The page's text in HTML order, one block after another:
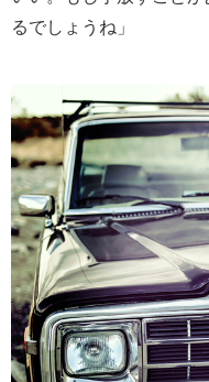
るでしょうね」